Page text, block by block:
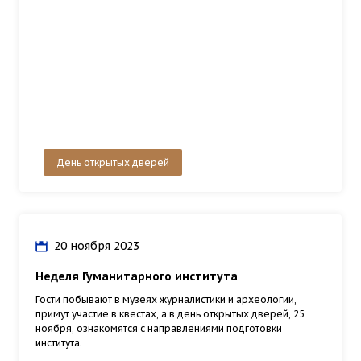
День открытых дверей
20 ноября 2023
Неделя Гуманитарного института
Гости побывают в музеях журналистики и археологии,
примут участие в квестах, а в день открытых дверей, 25
ноября, ознакомятся с направлениями подготовки
института.